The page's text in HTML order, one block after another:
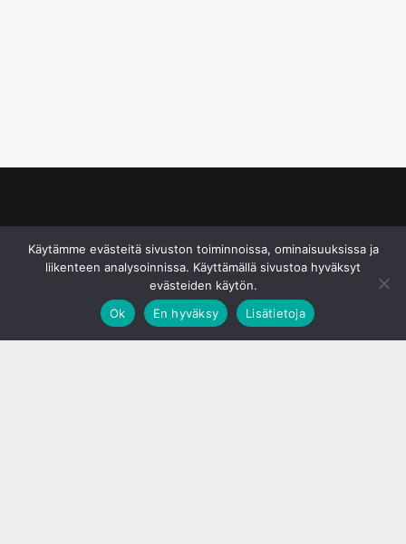
Käytämme evästeitä sivuston toiminnoissa, ominaisuuksissa ja
liikenteen analysoinnissa. Käyttämällä sivustoa hyväksyt
evästeiden käytön.
Ok
En hyväksy Lisätietoja